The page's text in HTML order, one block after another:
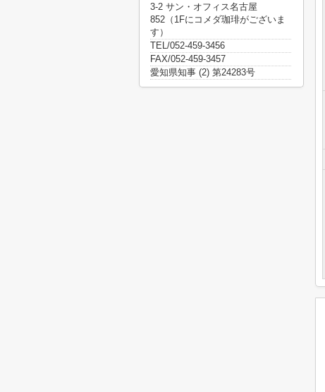
3-2 サン・オフィス名古屋
852（1Fにコメダ珈琲がございま
す）
TEL/052-459-3456
FAX/052-459-3457
愛知県知事 (2) 第24283号